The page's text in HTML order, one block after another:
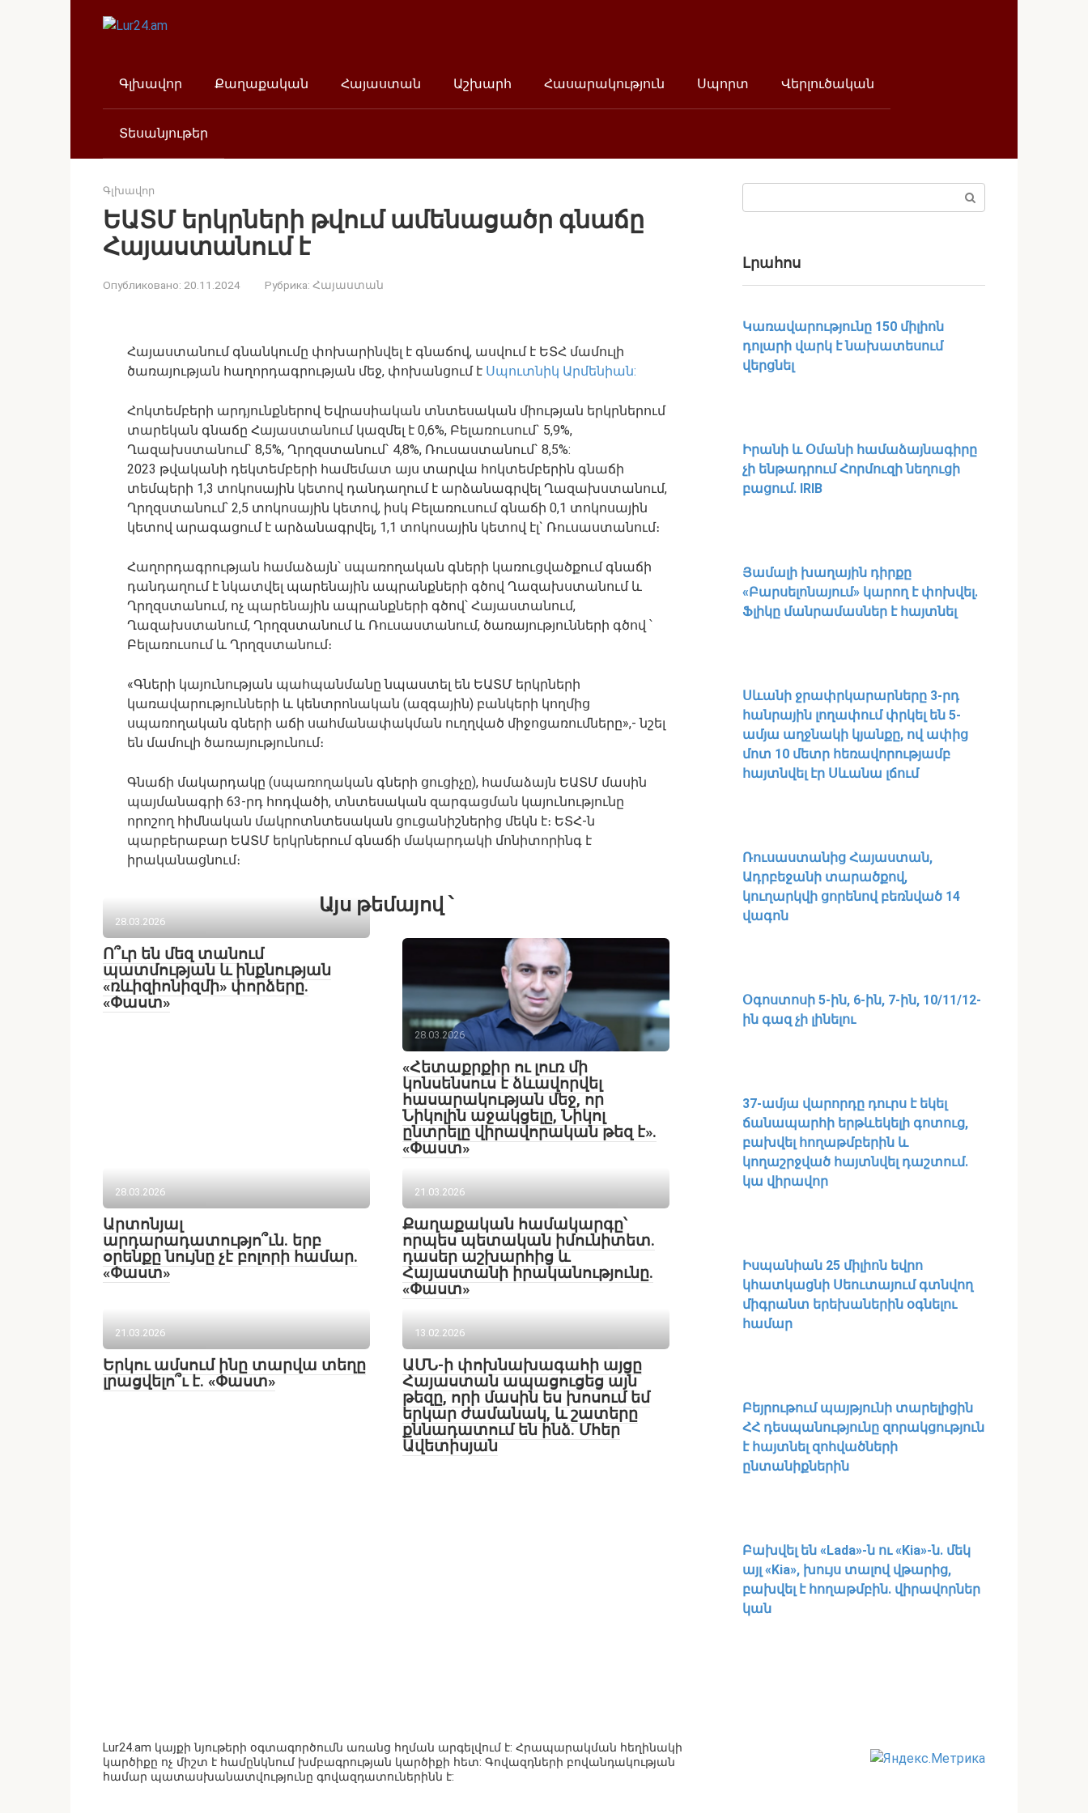
Գլխավոր Քաղաքական Հայաստան Աշխարհ Հասարակություն Սպորտ Վերլուծական
Տեսանյութեր
Գլխավոր
ԵԱՏՄ երկրների թվում ամենացածր գնաճը
Հայաստանում է
Опубликовано: 20.11.2024 Рубрика: Հայաստան
Հայաստանում գնանկումը փոխարինվել է գնաճով, ասվում է ԵՏՀ մամուլի
ծառայության հաղորդագրության մեջ, փոխանցում է Սպուտնիկ Արմենիան:
Հոկտեմբերի արդյունքներով Եվրասիական տնտեսական միության երկրներում
տարեկան գնաճը Հայաստանում կազմել է 0,6%, Բելառուսում` 5,9%,
Ղազախստանում` 8,5%, Ղրղզստանում` 4,8%, Ռուսաստանում` 8,5%:
2023 թվականի դեկտեմբերի համեմատ այս տարվա հոկտեմբերին գնաճի
տեմպերի 1,3 տոկոսային կետով դանդաղում է արձանագրվել Ղազախստանում,
Ղրղզստանում՝ 2,5 տոկոսային կետով, իսկ Բելառուսում գնաճի 0,1 տոկոսային
կետով արագացում է արձանագրվել, 1,1 տոկոսային կետով էլ` Ռուսաստանում։
Հաղորդագրության համաձայն՝ սպառողական գների կառուցվածքում գնաճի
դանդաղում է նկատվել պարենային ապրանքների գծով Ղազախստանում և
Ղրղզստանում, ոչ պարենային ապրանքների գծով՝ Հայաստանում,
Ղազախստանում, Ղրղզստանում և Ռուսաստանում, ծառայությունների գծով ՝
Բելառուսում և Ղրղզստանում։
«Գների կայունության պահպանմանը նպաստել են ԵԱՏՄ երկրների
կառավարությունների և կենտրոնական (ազգային) բանկերի կողմից
սպառողական գների աճի սահմանափակման ուղղված միջոցառումները»,- նշել
են մամուլի ծառայությունում։
Գնաճի մակարդակը (սպառողական գների ցուցիչը), համաձայն ԵԱՏՄ մասին
պայմանագրի 63-րդ հոդվածի, տնտեսական զարգացման կայունությունը
որոշող հիմնական մակրոտնտեսական ցուցանիշներից մեկն է։ ԵՏՀ-ն
պարբերաբար ԵԱՏՄ երկրներում գնաճի մակարդակի մոնիտորինգ է
իրականացնում։
Այս թեմայով ՝
28.03.2026
Ո՞ւր են մեզ տանում
պատմության և ինքնության
«ռևիզիոնիզմի» փորձերը.
«Փաստ»
28.03.2026
«Հետաքրքիր ու լուռ մի
կոնսենսուս է ձևավորվել
հասարակության մեջ, որ
Նիկոլին աջակցելը, Նիկոլ
ընտրելը վիրավորական թեզ է».
«Փաստ»
28.03.2026
Արտոնյալ
արդարադատությո՞ւն. երբ
օրենքը նույնը չէ բոլորի համար.
«Փաստ»
21.03.2026
Քաղաքական համակարգը՝
որպես պետական իմունիտետ.
դասեր աշխարհից և
Հայաստանի իրականությունը.
«Փաստ»
21.03.2026
Երկու ամսում ինը տարվա տեղը
լրացվելո՞ւ է. «Փաստ»
13.02.2026
ԱՄՆ-ի փոխնախագահի այցը
Հայաստան ապացուցեց այն
թեզը, որի մասին ես խոսում եմ
երկար ժամանակ, և շատերը
քննադատում են ինձ. Մհեր
Ավետիսյան
Լրահոս
Կառավարությունը 150 միլիոն
դոլարի վարկ է նախատեսում
վերցնել
Իրանի և Օմանի համաձայնագիրը
չի ենթադրում Հորմուզի նեղուցի
բացում. IRIB
Յամալի խաղային դիրքը
«Բարսելոնայում» կարող է փոխվել․
Ֆլիկը մանրամասներ է հայտնել
Սևանի ջրափրկարարները 3-րդ
հանրային լողափում փրկել են 5-
ամյա աղջնակի կյանքը, ով ափից
մոտ 10 մետր հեռավորությամբ
հայտնվել էր Սևանա լճում
Ռուսաստանից Հայաստան,
Ադրբեջանի տարածքով,
կուղարկվի ցորենով բեռնված 14
վագոն
Օգոստոսի 5-ին, 6-ին, 7-ին, 10/11/12-
ին գազ չի լինելու
37-ամյա վարորդը դուրս է եկել
ճանապարհի երթևեկելի գոտուց,
բախվել հողաթմբերին և
կողաշրջված հայտնվել դաշտում․
կա վիրավոր
Իսպանիան 25 միլիոն եվրո
կհատկացնի Սեուտայում գտնվող
միգրանտ երեխաներին օգնելու
համար
Բեյրութում պայթյունի տարելիցին
ՀՀ դեսպանությունը զորակցություն
է հայտնել զոհվածների
ընտանիքներին
Բախվել են «Lada»-ն ու «Kia»-ն. մեկ
այլ «Kia», խույս տալով վթարից,
բախվել է հողաթմբին. վիրավորներ
կան
Lur24.am կայքի նյութերի օգտագործումն առանց հղման արգելվում է: Հրապարակման հեղինակի
կարծիքը ոչ միշտ է համընկնում խմբագրության կարծիքի հետ: Գովազդների բովանդակության
համար պատասխանատվությունը գովազդատուներինն է: